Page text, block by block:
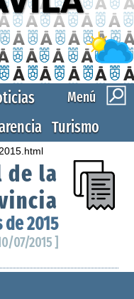
Menú
Turismo
la
2015
07/2015 ]